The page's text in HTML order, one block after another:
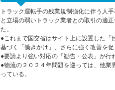
トラック運転手の残業規制強化に伴う人
と立場の弱いトラック業者との取引の適
た。
●これまで国交省はサイト上に設置した
基づく「働きかけ」、さらに強く改善を促
●要請より強い対応の「勧告・公表」が行
●物流の２０２４年問題を巡っては、他
っている。